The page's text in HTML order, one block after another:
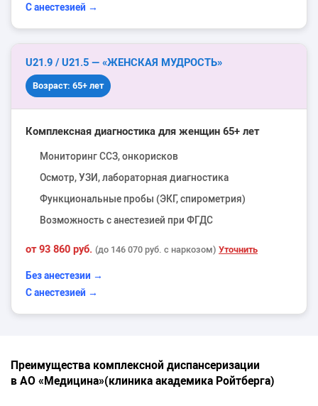
С анестезией →
U21.9 / U21.5 — «ЖЕНСКАЯ МУДРОСТЬ»
Возраст: 65+ лет
Комплексная диагностика для женщин 65+ лет
Мониторинг ССЗ, онкорисков
Осмотр, УЗИ, лабораторная диагностика
Функциональные пробы (ЭКГ, спирометрия)
Возможность с анестезией при ФГДС
от 93 860 руб. (до 146 070 руб. с наркозом) Уточнить
Без анестезии →
С анестезией →
Преимущества комплексной диспансеризации
в АО «Медицина»(клиника академика Ройтберга)